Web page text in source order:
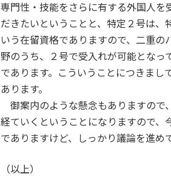
専門性・技能をさらに有する外国人を
だきたいということと、特定２号は、
いう在留資格でありますので、二重
野のうち、２号で受入れが可能となっ
であります。こういうことにつきまし
あります。
御案内のような懸念もありますので
経ていくということになりますので、
でありますけど、しっかり議論を進め
（以上）